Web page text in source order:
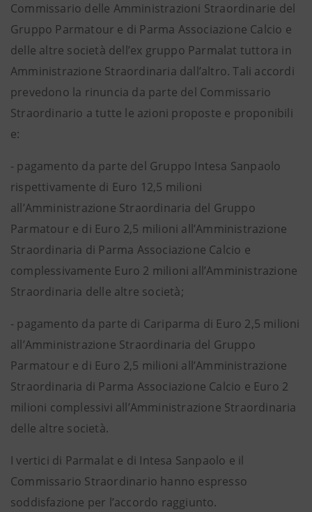
Commissario delle Amministrazioni Straordinarie del
Gruppo Parmatour e di Parma Associazione Calcio e
delle altre società dell’ex gruppo Parmalat tuttora in
Amministrazione Straordinaria dall’altro. Tali accordi
prevedono la rinuncia da parte del Commissario
Straordinario a tutte le azioni proposte e proponibili
e:
- pagamento da parte del Gruppo Intesa Sanpaolo
rispettivamente di Euro 12,5 milioni
all’Amministrazione Straordinaria del Gruppo
Parmatour e di Euro 2,5 milioni all’Amministrazione
Straordinaria di Parma Associazione Calcio e
complessivamente Euro 2 milioni all’Amministrazione
Straordinaria delle altre società;
- pagamento da parte di Cariparma di Euro 2,5 milioni
all’Amministrazione Straordinaria del Gruppo
Parmatour e di Euro 2,5 milioni all’Amministrazione
Straordinaria di Parma Associazione Calcio e Euro 2
milioni complessivi all’Amministrazione Straordinaria
delle altre società.
I vertici di Parmalat e di Intesa Sanpaolo e il
Commissario Straordinario hanno espresso
soddisfazione per l’accordo raggiunto.